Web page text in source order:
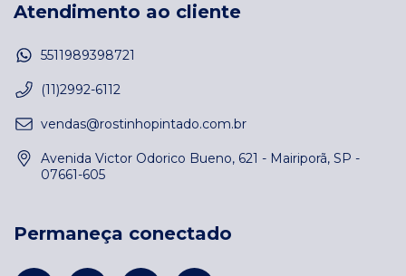
Atendimento ao cliente
5511989398721
(11)2992-6112
vendas@rostinhopintado.com.br
Avenida Victor Odorico Bueno, 621 - Mairiporã, SP -
07661-605
Permaneça conectado